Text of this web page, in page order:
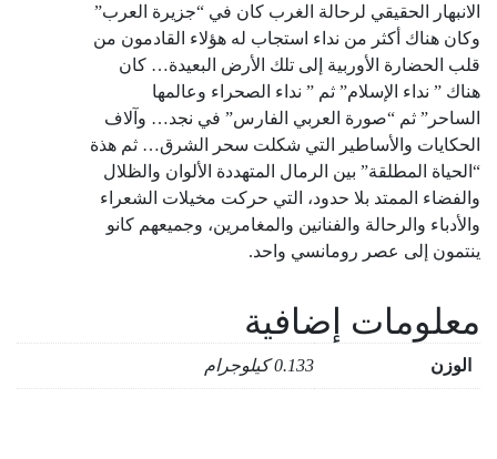
الانبهار الحقيقي لرحالة الغرب كان في “جزيرة العرب”
وكان هناك أكثر من نداء استجاب له هؤلاء القادمون من
قلب الحضارة الأوربية إلى تلك الأرض البعيدة… كان
هناك ” نداء الإسلام” ثم ” نداء الصحراء وعالمها
الساحر” ثم “صورة العربي الفارس” في نجد… وآلاف
الحكايات والأساطير التي شكلت سحر الشرق… ثم هذة
“الحياة المطلقة” بين الرمال المتهددة الألوان والظلال
والفضاء الممتد بلا حدود، التي حركت مخيلات الشعراء
والأدباء والرحالة والفنانين والمغامرين، وجميعهم كانو
ينتمون إلى عصر رومانسي واحد.
معلومات إضافية
الوزن 0.133 كيلوجرام